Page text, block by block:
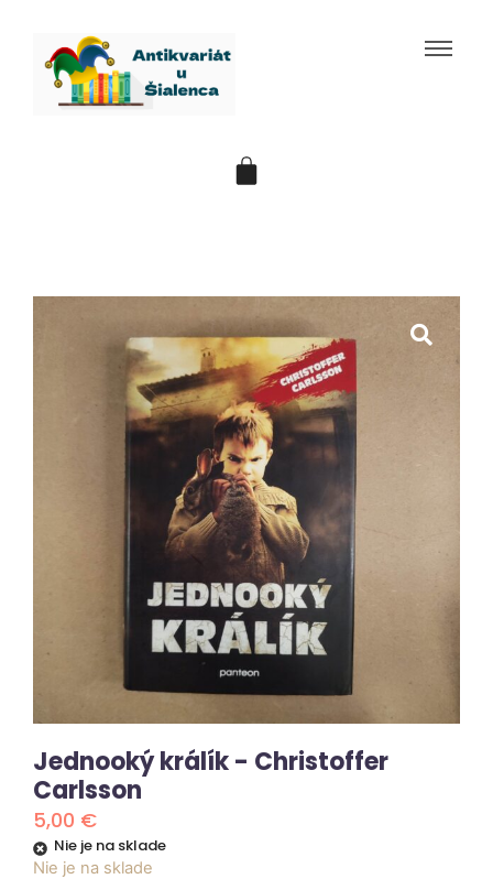
Jednooký králík - Christoffer
Carlsson
5,00 €
Nie je na sklade
Nie je na sklade